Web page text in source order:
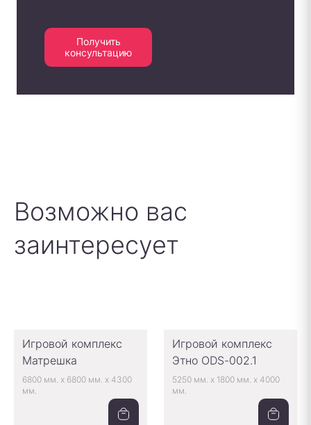
Получить
консультацию
Возможно вас
заинтересует
Игровой комплекс
Матрешка
6800 мм. x 6800 мм. x 4300
мм.
Игровой комплекс
Этно ODS-002.1
5250 мм. x 1800 мм. x 4000
мм.